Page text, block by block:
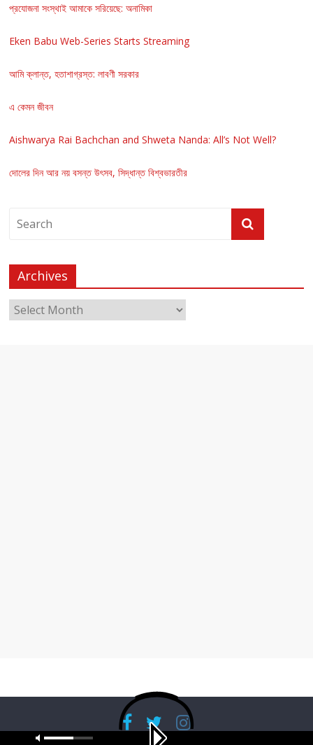
প্রযোজনা সংস্থাই আমাকে সরিয়েছে: অনামিকা
Eken Babu Web-Series Starts Streaming
আমি ক্লান্ত, হতাশাগ্রস্ত: লাবণী সরকার
এ কেমন জীবন
Aishwarya Rai Bachchan and Shweta Nanda: All’s Not Well?
দোলের দিন আর নয় বসন্ত উৎসব, সিদ্ধান্ত বিশ্বভারতীর
Archives